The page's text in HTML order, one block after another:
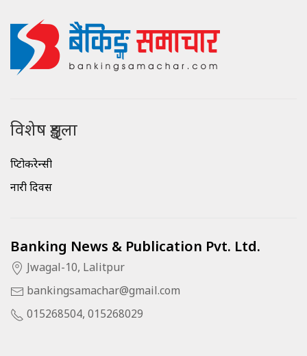
विशेष शृङ्खला
क्रिप्टोकरेन्सी
नारी दिवस
Banking News & Publication Pvt. Ltd.
Jwagal-10, Lalitpur
bankingsamachar@gmail.com
015268504, 015268029